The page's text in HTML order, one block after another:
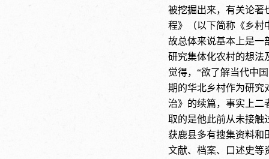
被挖掘出来，有关论著
程》（以下简称《乡村
故总体来说基本上是一
研究集体化农村的想法
觉得， “欲了解当代中
期的华北乡村作为研究
治》的续篇，事实上二
取的是他此前从未接触
获鹿县多有搜集资料和
文献、档案、口述史等